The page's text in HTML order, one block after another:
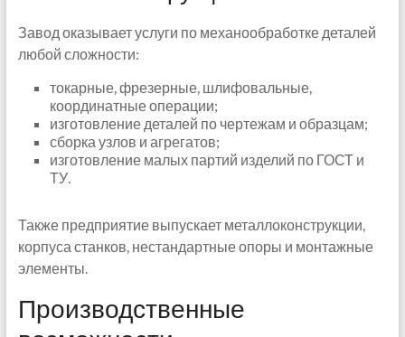
Завод оказывает услуги по механообработке деталей
любой сложности:
токарные, фрезерные, шлифовальные,
координатные операции;
изготовление деталей по чертежам и образцам;
сборка узлов и агрегатов;
изготовление малых партий изделий по ГОСТ и
ТУ.
Также предприятие выпускает металлоконструкции,
корпуса станков, нестандартные опоры и монтажные
элементы.
Производственные